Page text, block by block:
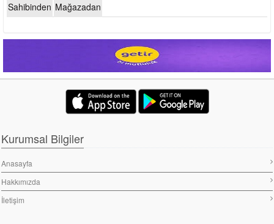
Sahibinden Mağazadan
Kurumsal Bilgiler
Anasayfa
Hakkımızda
İletişim